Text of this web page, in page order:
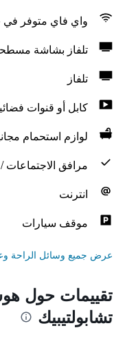
واي فاي متوفر في
تلفاز بشاشة
تلفاز
كابل أو قنوات
لوازم استحمام
مرافق الاجتماعات /
انترنت
موقف سيارات
عرض جميع وسائل الراحة
تقييمات حول
تشابولتيبيك